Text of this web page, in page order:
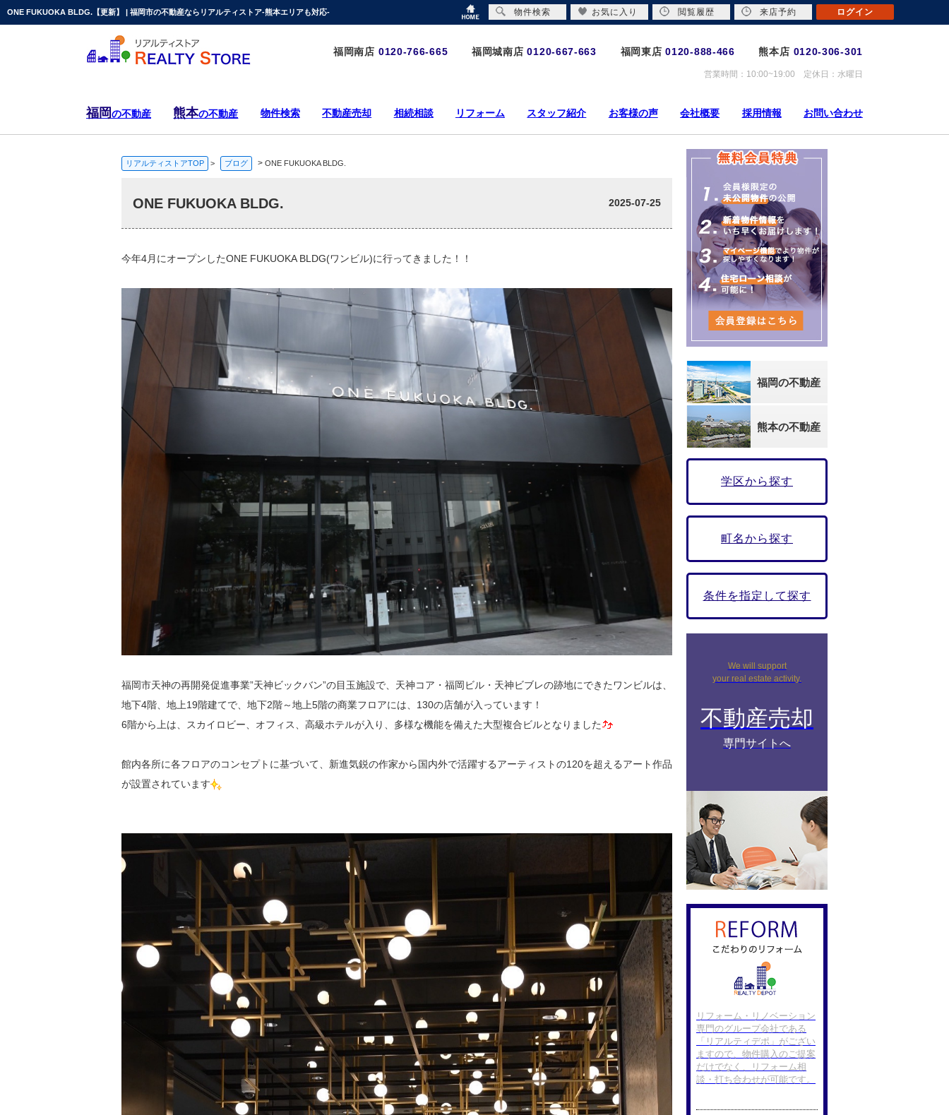
ONE FUKUOKA BLDG.【更新】 | 福岡市の不動産ならリアルティストア-熊本エリアも対応-
福岡南店 0120-766-665 福岡城南店 0120-667-663 福岡東店 0120-888-466 熊本店 0120-306-301
営業時間：10:00~19:00 定休日：水曜日
福岡の不動産 熊本の不動産 物件検索 不動産売却 相続相談 リフォーム スタッフ紹介 お客様の声 会社概要 採用情報 お問い合わせ
リアルティストアTOP > ブログ > ONE FUKUOKA BLDG.
ONE FUKUOKA BLDG. 2025-07-25
今年4月にオープンしたONE FUKUOKA BLDG(ワンビル)に行ってきました！！
福岡市天神の再開発促進事業”天神ビックバン”の目玉施設で、天神コア・福岡ビル・天神ビブレの跡地にできたワンビルは、
地下4階、地上19階建てで、地下2階～地上5階の商業フロアには、130の店舗が入っています！
6階から上は、スカイロビー、オフィス、高級ホテルが入り、多様な機能を備えた大型複合ビルとなりました
館内各所に各フロアのコンセプトに基づいて、新進気鋭の作家から国内外で活躍するアーティストの120を超えるアート作品
が設置されています
福岡の不動産
熊本の不動産
学区から探す
町名から探す
条件を指定して探す
We will support
your real estate activity.
不動産売却
専門サイトへ
リフォーム・リノベーション
専門のグループ会社である
「リアルティデポ」がござい
ますので、物件購入のご提案
だけでなく、リフォーム相
談・打ち合わせが可能です。
物件検索 お気に入り 閲覧履歴 来店予約 ログイン